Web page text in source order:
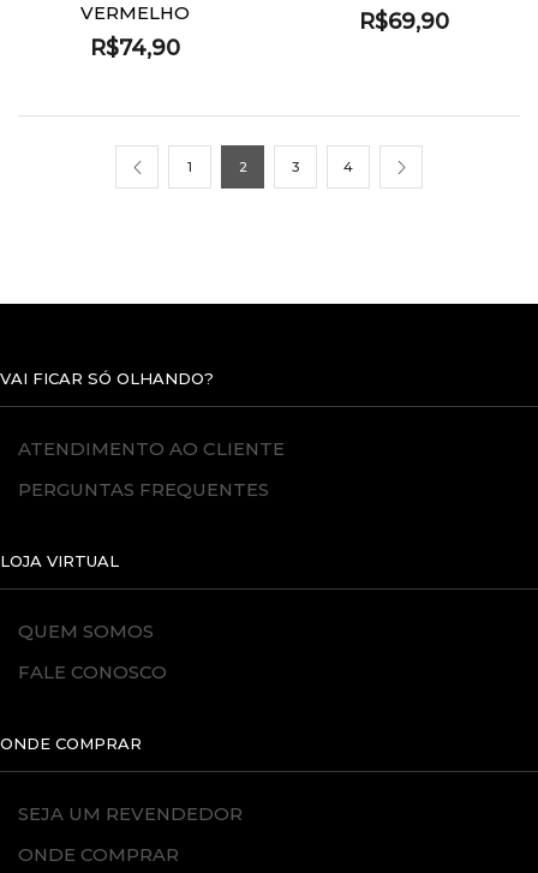
VERMELHO
R$74,90
R$69,90
1 2 3 4
VAI FICAR SÓ OLHANDO?
ATENDIMENTO AO CLIENTE
PERGUNTAS FREQUENTES
LOJA VIRTUAL
QUEM SOMOS
FALE CONOSCO
ONDE COMPRAR
SEJA UM REVENDEDOR
ONDE COMPRAR